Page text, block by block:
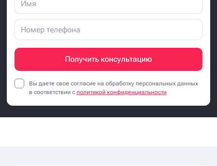
Получить консультацию
Вы даете свое согласие на обработку персональных данных
в соответствии с политикой конфиденциальности